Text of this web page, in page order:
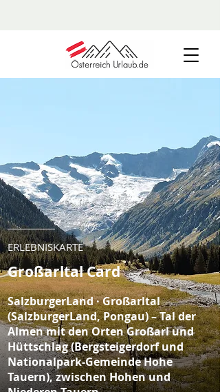
ERLEBNISKARTE
Großarltal Card
SalzburgerLand · Großarltal
(SalzburgerLand, Pongau) – Tal der
Almen mit den Orten Großarl und
Hüttschlag (Bergsteigerdorf und
Nationalpark-Gemeinde Hohe
Tauern), zwischen Hohen und